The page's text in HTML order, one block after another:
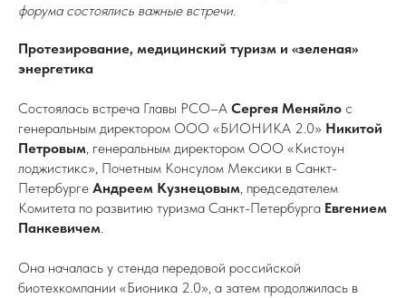
форума состоялись важные встречи.
Протезирование, медицинский туризм и «зеленая»
энергетика
Состоялась встреча Главы РСО–А Сергея Меняйло с
генеральным директором ООО «БИОНИКА 2.0» Никитой
Петровым, генеральным директором ООО «Кистоун
лоджистикс», Почетным Консулом Мексики в Санкт-
Петербурге Андреем Кузнецовым, председателем
Комитета по развитию туризма Санкт-Петербурга Евгением
Панкевичем.
Она началась у стенда передовой российской
биотехкомпании «Бионика 2.0», а затем продолжилась в